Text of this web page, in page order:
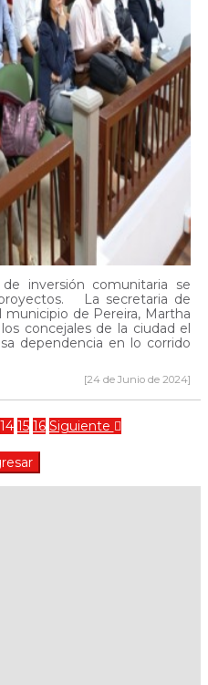
inversión comunitaria se
La secretaria de
municipio de Pereira, Martha
concejales de la ciudad el
dependencia en lo corrido
[24 de Junio de 2024]
14 15 16 Siguiente